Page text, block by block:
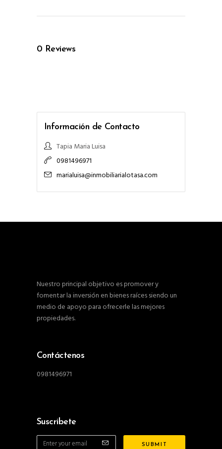
0 Reviews
Información de Contacto
Tapia Maria Luisa
0981496971
marialuisa@inmobiliarialotasa.com
Nuestro principal objetivo es promover y
fomentar la inversión en bienes raíces siendo un
medio de apoyo para ofrecerle las mejores
propiedades.
Contáctenos
0981496971
Suscribete